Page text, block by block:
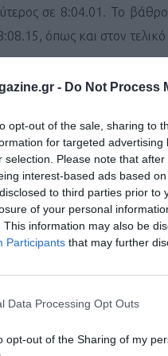
- Do Not Process
opt-out of the sale, sharing to
for targeted
selection. Please note that
interest-based ads based
to third parties prior
of your personal
This information may also be
Participants that may further
Data Processing Opt Outs
opt-out of the Sharing of my
σε 8:04.01. Το
όπως και στον
ανδρών έγινε μία πολύ
Το διαμάντι βέβαια πήγε
Ο 2ος στους
ρεκόρ ήταν ο
ο Άνταμ Γκζγκοτ στα
μία εκδίκηση
όλοι οι κορυφαίοι
ο Βόσνιος Αμέλ Τούκα